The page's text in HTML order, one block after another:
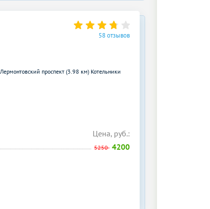
58 отзывов
Лермонтовский проспект (3.98 км) Котельники
Цена, руб.:
5250 4200